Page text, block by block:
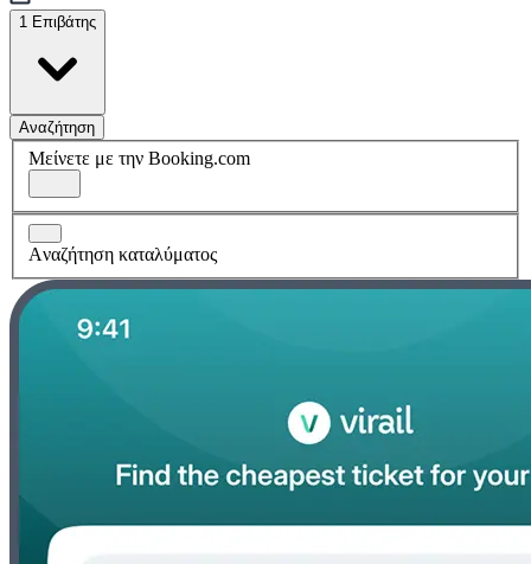
1 Επιβάτης
Αναζήτηση
Μείνετε με την Booking.com
Aναζήτηση καταλύματος